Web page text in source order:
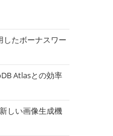
たボーナスワー
Atlasとの効率
しい画像生成機